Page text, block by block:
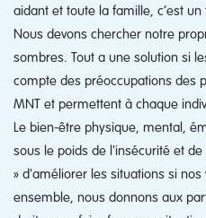
aidant et toute la famille, c’est
Nous devons chercher notre
sombres. Tout a une solution si
compte des préoccupations des
MNT et permettent à chaque
Le bien-être physique, mental,
sous le poids de l'insécurité et
» d'améliorer les situations si
ensemble, nous donnons aux